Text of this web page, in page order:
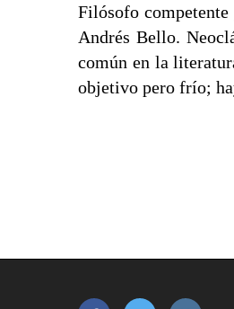
Filósofo
Andrés Bello.
común en la
objetivo pero frío;